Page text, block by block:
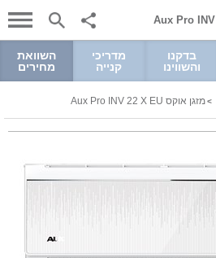
בדקנו
והשווינו
מדריכי
קנייה
השוואת
מחירים
>מזגן אוקס Aux Pro INV 22 X EU